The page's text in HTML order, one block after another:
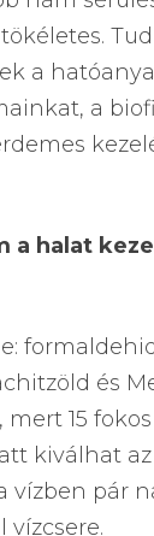
a
a
a halat
és
15 fokos
kiválhat az
vízben pár
vízcsere.